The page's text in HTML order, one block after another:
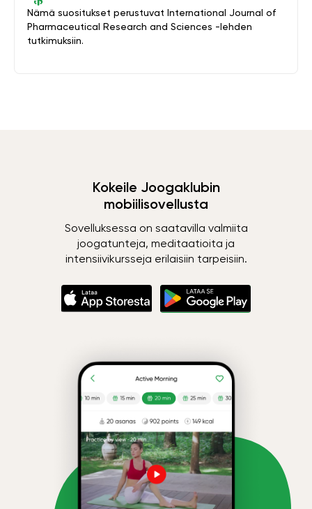
Nämä suositukset perustuvat International Journal of
Pharmaceutical Research and Sciences -lehden
tutkimuksiin.
Kokeile Joogaklubin
mobiilisovellusta
Sovelluksessa on saatavilla valmiita
joogatunteja, meditaatioita ja
intensiivikursseja erilaisiin tarpeisiin.